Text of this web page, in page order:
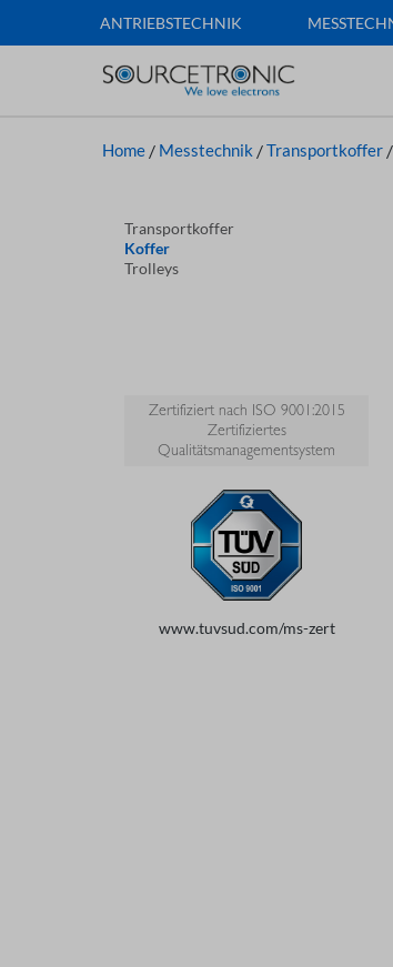
ANTRIEBSTECHNIK
Home / Messtechnik /Transportkoffer /
Transportkoffer
Koffer
Trolleys
Zertifiziert nach ISO 9001:2015
Zertifiziertes
Qualitätsmanagementsystem
www.tuvsud.com/ms-zert